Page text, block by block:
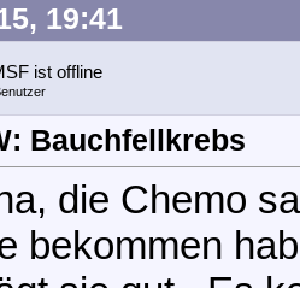
19:41
Bauchfellkrebs
die Chemo
bekommen